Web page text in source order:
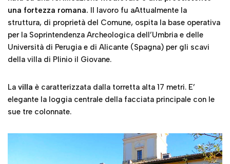
una fortezza romana. Il lavoro fu aAttualmente la
struttura, di proprietà del Comune, ospita la base operativa
per la Soprintendenza Archeologica dell’Umbria e delle
Università di Perugia e di Alicante (Spagna) per gli scavi
della villa di Plinio il Giovane.
La villa è caratterizzata dalla torretta alta 17 metri. E’
elegante la loggia centrale della facciata principale con le
sue tre colonnate.